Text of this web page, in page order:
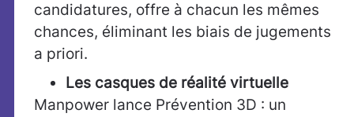
candidatures, offre à chacun les mêmes
chances, éliminant les biais de jugements
a priori.
Les casques de réalité virtuelle
Manpower lance Prévention 3D : un